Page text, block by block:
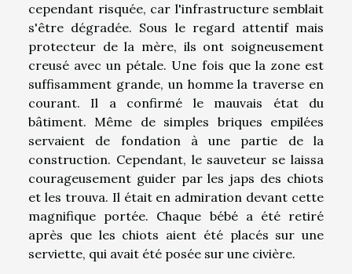
cependant risquée, car l'infrastructure semblait
s'être dégradée. Sous le regard attentif mais
protecteur de la mère, ils ont soigneusement
creusé avec un pétale. Une fois que la zone est
suffisamment grande, un homme la traverse en
courant. Il a confirmé le mauvais état du
bâtiment. Même de simples briques empilées
servaient de fondation à une partie de la
construction. Cependant, le sauveteur se laissa
courageusement guider par les japs des chiots
et les trouva. Il était en admiration devant cette
magnifique portée. Chaque bébé a été retiré
après que les chiots aient été placés sur une
serviette, qui avait été posée sur une civière.